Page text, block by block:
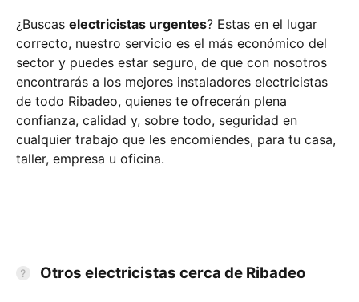
¿Buscas electricistas urgentes? Estas en el lugar
correcto, nuestro servicio es el más económico del
sector y puedes estar seguro, de que con nosotros
encontrarás a los mejores instaladores electricistas
de todo Ribadeo, quienes te ofrecerán plena
confianza, calidad y, sobre todo, seguridad en
cualquier trabajo que les encomiendes, para tu casa,
taller, empresa u oficina.
Otros electricistas cerca de Ribadeo